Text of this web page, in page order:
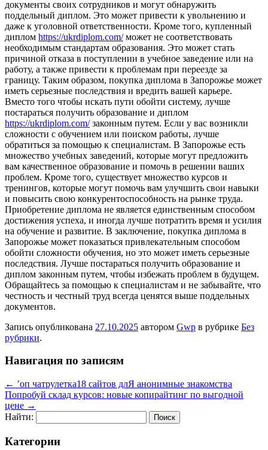
документы своих сотрудников и могут обнаружить
поддельный диплом. Это может привести к увольнению и
даже к уголовной ответственности. Кроме того, купленный
диплом https://ukrdiplom.com/может не соответствовать
необходимым стандартам образования. Это может стать
причиной отказа в поступлении в учебное заведение или на
работу, а также привести к проблемам при переезде за
границу. Таким образом, покупка диплома в Запорожье может
иметь серьезные последствия и вредить вашей карьере.
Вместо того чтобы искать пути обойти систему, лучше
постараться получить образование и диплом
https://ukrdiplom.com/законным путем. Если у вас возникли
сложности с обучением или поиском работы, лучше
обратиться за помощью к специалистам. В Запорожье есть
множество учебных заведений, которые могут предложить
вам качественное образование и помочь в решении ваших
проблем. Кроме того, существует множество курсов и
тренингов, которые могут помочь вам улучшить свои навыки
и повысить свою конкурентоспособность на рынке труда.
Приобретение диплома не является единственным способом
достижения успеха, и иногда лучше потратить время и усилия
на обучение и развитие. В заключение, покупка диплома в
Запорожье может показаться привлекательным способом
обойти сложности обучения, но это может иметь серьезные
последствия. Лучше постараться получить образование и
диплом законным путем, чтобы избежать проблем в будущем.
Обращайтесь за помощью к специалистам и не забывайте, что
честность и честный труд всегда ценятся выше поддельных
документов.
Запись опубликована 27.10.2025 автором Gwp в рубрике Без
рубрики.
Навигация по записям
← ’оп чатрулетка18 сайтов длЯ анонимные знакомства
Попробуй склад курсов: новые копирайтинг по выгодной
цене →
Найти:
Категории